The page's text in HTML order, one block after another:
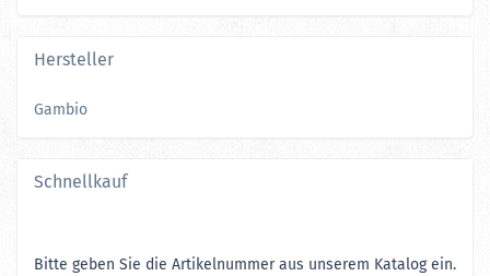
Hersteller
Gambio
Schnellkauf
BITTE
Bitte geben Sie die Artikelnummer aus unserem Katalog ein.